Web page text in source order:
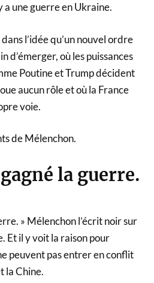
a une guerre en Ukraine.
l’idée qu’un nouvel ordre
d’émerger, où les puissances
Poutine et Trump décident
aucun rôle et où la France
voie.
de Mélenchon.
la guerre.
» Mélenchon l’écrit noir sur
Et il y voit la raison pour
peuvent pas entrer en conflit
la Chine.